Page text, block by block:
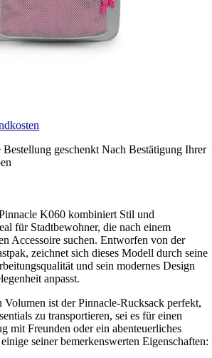
geschenkt Nach Bestätigung Ihrer
K060 kombiniert Stil und
für Stadtbewohner, die nach einem
Accessoire suchen. Entworfen von der
zeichnet sich dieses Modell durch seine
und sein modernes Design
anpasst.
ist der Pinnacle-Rucksack perfekt,
zu transportieren, sei es für einen
mit Freunden oder ein abenteuerliches
seiner bemerkenswerten Eigenschaften: